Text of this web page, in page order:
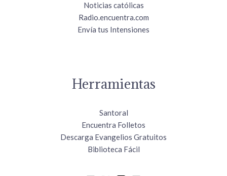
Noticias católicas
Radio.encuentra.com
Envía tus Intensiones
Herramientas
Santoral
Encuentra Folletos
Descarga Evangelios Gratuitos
Biblioteca Fácil